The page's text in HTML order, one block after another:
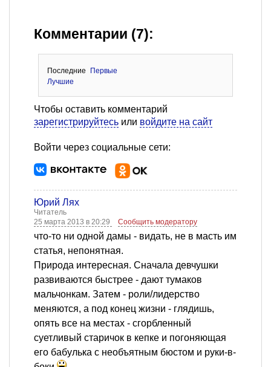
Комментарии (7):
Последние
Первые
Лучшие
Чтобы оставить комментарий
зарегистрируйтесь или войдите на сайт
Войти через социальные сети:
Юрий Лях
Читатель
25 марта 2013 в 20:29
Сообщить модератору
что-то ни одной дамы - видать, не в масть им
статья, непонятная.
Природа интересная. Сначала девчушки
развиваются быстрее - дают тумаков
мальчонкам. Затем - роли/лидерство
меняются, а под конец жизни - глядишь,
опять все на местах - сгорбленный
суетливый старичок в кепке и погоняющая
его бабулька с необъятным бюстом и руки-в-